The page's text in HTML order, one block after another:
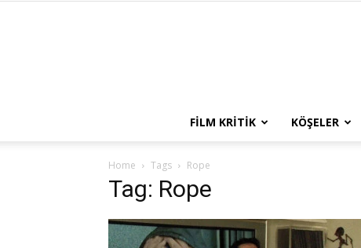
FILM KRITIK KÖŞELER
Home Tags Rope
Tag: Rope